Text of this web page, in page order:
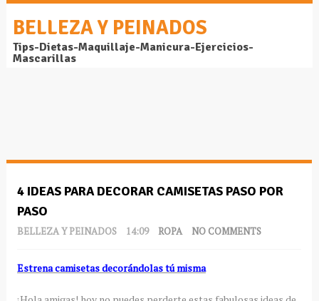
BELLEZA Y PEINADOS
Tips-Dietas-Maquillaje-Manicura-Ejercicios-
Mascarillas
4 IDEAS PARA DECORAR CAMISETAS PASO POR
PASO
BELLEZA Y PEINADOS 14:09 ROPA NO COMMENTS
Estrena camisetas decorándolas tú misma